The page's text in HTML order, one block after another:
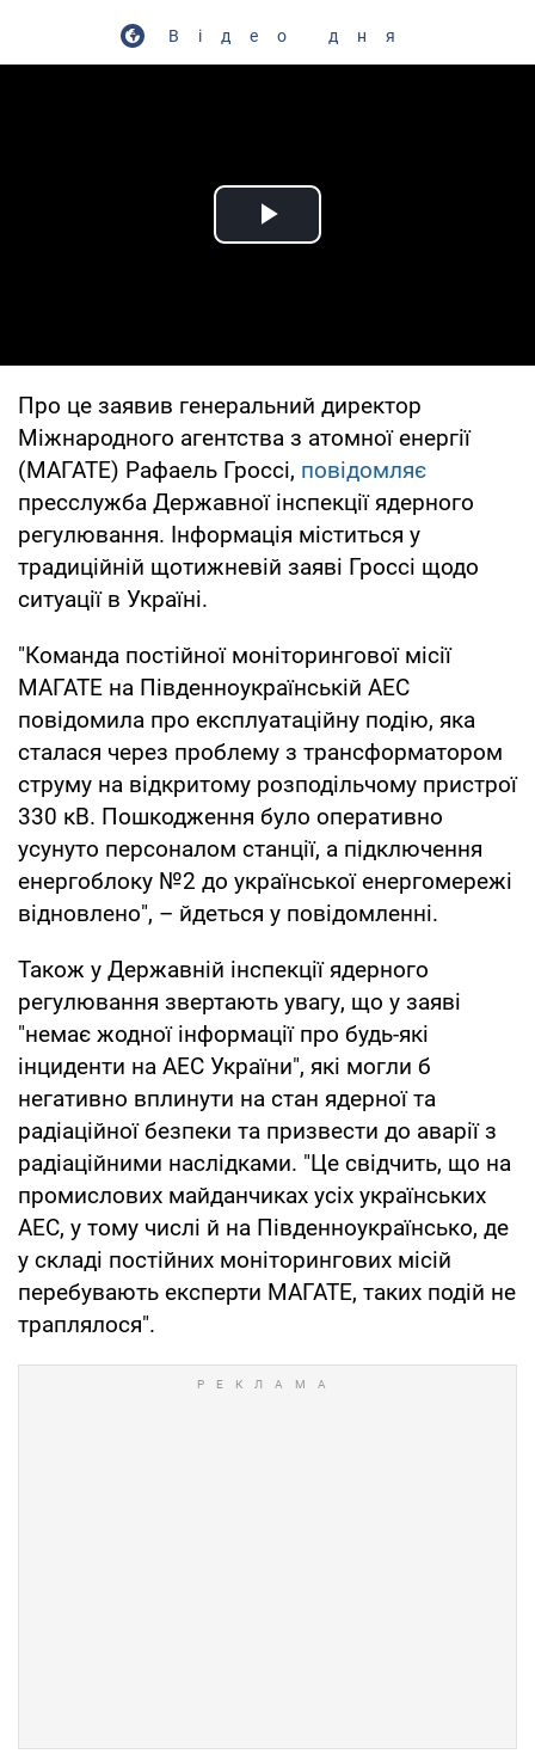
Відео дня
Play Video
Про це заявив генеральний директор
Міжнародного агентства з атомної енергії
(МАГАТЕ) Рафаель Гроссі, повідомляє
пресслужба Державної інспекції ядерного
регулювання. Інформація міститься у
традиційній щотижневій заяві Гроссі щодо
ситуації в Україні.
"Команда постійної моніторингової місії
МАГАТЕ на Південноукраїнській АЕС
повідомила про експлуатаційну подію, яка
сталася через проблему з трансформатором
струму на відкритому розподільчому пристрої
330 кВ. Пошкодження було оперативно
усунуто персоналом станції, а підключення
енергоблоку №2 до української енергомережі
відновлено", – йдеться у повідомленні.
Також у Державній інспекції ядерного
регулювання звертають увагу, що у заяві
"немає жодної інформації про будь-які
інциденти на АЕС України", які могли б
негативно вплинути на стан ядерної та
радіаційної безпеки та призвести до аварії з
радіаційними наслідками. "Це свідчить, що на
промислових майданчиках усіх українських
АЕС, у тому числі й на Південноукраїнсько, де
у складі постійних моніторингових місій
перебувають експерти МАГАТЕ, таких подій не
траплялося".